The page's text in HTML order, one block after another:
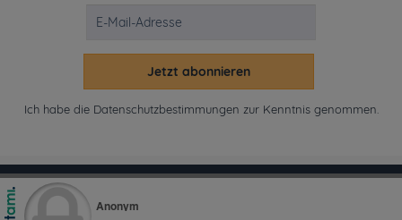
Jetzt abonnieren
Ich habe die Datenschutzbestimmungen zur Kenntnis genommen.